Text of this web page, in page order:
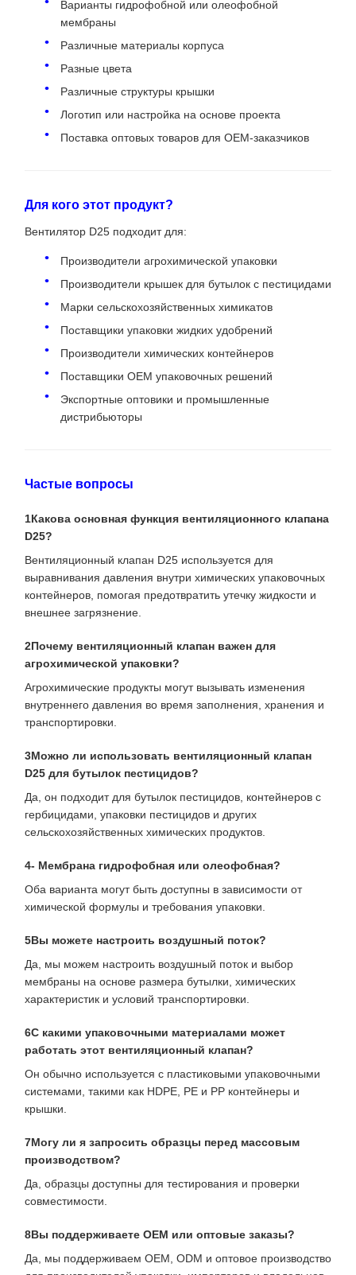
Варианты гидрофобной или олеофобной
мембраны
Различные материалы корпуса
Разные цвета
Различные структуры крышки
Логотип или настройка на основе проекта
Поставка оптовых товаров для OEM-заказчиков
Для кого этот продукт?
Вентилятор D25 подходит для:
Производители агрохимической упаковки
Производители крышек для бутылок с пестицидами
Марки сельскохозяйственных химикатов
Поставщики упаковки жидких удобрений
Производители химических контейнеров
Поставщики OEM упаковочных решений
Экспортные оптовики и промышленные
дистрибьюторы
Частые вопросы
1Какова основная функция вентиляционного клапана
D25?
Вентиляционный клапан D25 используется для
выравнивания давления внутри химических упаковочных
контейнеров, помогая предотвратить утечку жидкости и
внешнее загрязнение.
2Почему вентиляционный клапан важен для
агрохимической упаковки?
Агрохимические продукты могут вызывать изменения
внутреннего давления во время заполнения, хранения и
транспортировки.
3Можно ли использовать вентиляционный клапан
D25 для бутылок пестицидов?
Да, он подходит для бутылок пестицидов, контейнеров с
гербицидами, упаковки пестицидов и других
сельскохозяйственных химических продуктов.
4- Мембрана гидрофобная или олеофобная?
Оба варианта могут быть доступны в зависимости от
химической формулы и требования упаковки.
5Вы можете настроить воздушный поток?
Да, мы можем настроить воздушный поток и выбор
мембраны на основе размера бутылки, химических
характеристик и условий транспортировки.
6С какими упаковочными материалами может
работать этот вентиляционный клапан?
Он обычно используется с пластиковыми упаковочными
системами, такими как HDPE, PE и PP контейнеры и
крышки.
7Могу ли я запросить образцы перед массовым
производством?
Да, образцы доступны для тестирования и проверки
совместимости.
8Вы поддерживаете OEM или оптовые заказы?
Да, мы поддерживаем OEM, ODM и оптовое производство